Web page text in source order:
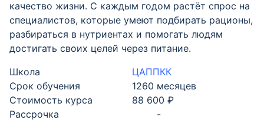
качество жизни. С каждым годом растёт спрос на
специалистов, которые умеют подбирать рационы,
разбираться в нутриентах и помогать людям
достигать своих целей через питание.
Школа
ЦАППКК
Срок обучения
1260 месяцев
Стоимость курса
88 600 ₽
Рассрочка
-